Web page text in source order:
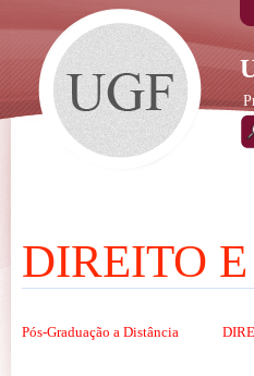
DIREITO
Pós-Graduação a Distância